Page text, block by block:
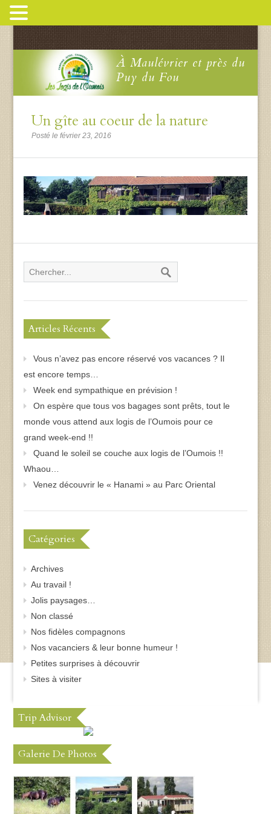
À Maulévrier et près du
Puy du Fou
Un gîte au coeur de la nature
Posté le février 23, 2016
Articles Récents
Vous n’avez pas encore réservé vos vacances ? Il
est encore temps…
Week end sympathique en prévision !
On espère que tous vos bagages sont prêts, tout le
monde vous attend aux logis de l’Oumois pour ce
grand week-end !!
Quand le soleil se couche aux logis de l’Oumois !!
Whaou…
Venez découvrir le « Hanami » au Parc Oriental
Catégories
Archives
Au travail !
Jolis paysages…
Non classé
Nos fidèles compagnons
Nos vacanciers & leur bonne humeur !
Petites surprises à découvrir
Sites à visiter
Trip Advisor
Galerie De Photos